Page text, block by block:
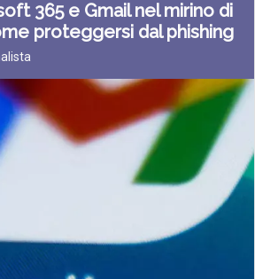
365 e Gmail nel mirino di
proteggersi dal phishing